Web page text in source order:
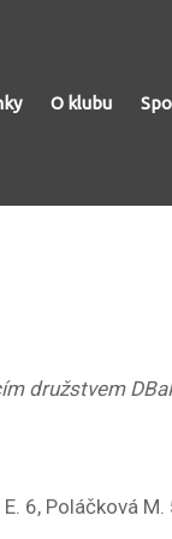
O klubu
družstvem
6, Poláčková M.